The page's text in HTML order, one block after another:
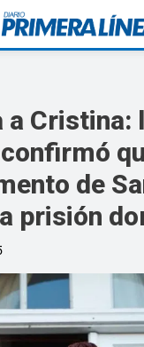
a Cristina:
de
prisión